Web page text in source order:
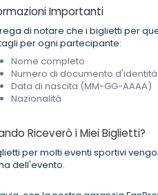
Importanti
di notare che i biglietti per
per ogni partecipante:
Nome completo
Numero di documento
Data di nascita (MM-GG-AAAA)
Nazionalità
Riceverò i Miei Biglietti?
per molti eventi sportivi
dell'evento.